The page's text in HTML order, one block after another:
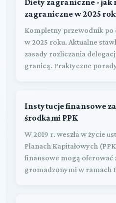
zagraniczne w 2025
Kompletny przewodnik po
w 2025 roku. Aktualne
zasady rozliczania
granicą. Praktyczne
Instytucje finansowe
środkami PPK
W 2019 r. weszła w życie
Planach Kapitałowych
finansowe mogą oferować
gromadzonymi w ramach